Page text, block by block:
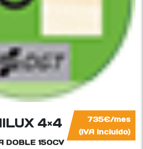
735€/mes
(IVA incluido)
4×4
DOBLE 150CV